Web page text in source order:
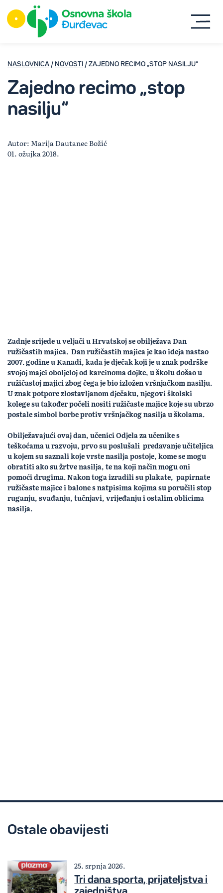
NASLOVNICA / NOVOSTI / ZAJEDNO RECIMO „STOP NASILJU“
Zajedno recimo „stop
nasilju“
Autor: Marija Dautanec Božić
01. ožujka 2018.
Zadnje srijede u veljači u Hrvatskoj se obilježava Dan
ružičastih majica. Dan ružičastih majica je kao ideja nastao
2007. godine u Kanadi, kada je dječak koji je u znak podrške
svojoj majci oboljeloj od karcinoma dojke, u školu došao u
ružičastoj majici zbog čega je bio izložen vršnjačkom nasilju.
U znak potpore zlostavljanom dječaku, njegovi školski
kolege su također počeli nositi ružičaste majice koje su ubrzo
postale simbol borbe protiv vršnjačkog nasilja u školama.
Obilježavajući ovaj dan, učenici Odjela za učenike s
teškoćama u razvoju, prvo su poslušali predavanje učiteljica
u kojem su saznali koje vrste nasilja postoje, kome se mogu
obratiti ako su žrtve nasilja, te na koji način mogu oni
pomoći drugima. Nakon toga izradili su plakate, papirnate
ružičaste majice i balone s natpisima kojima su poručili stop
ruganju, svađanju, tučnjavi, vrijeđanju i ostalim oblicima
nasilja.
Ostale obavijesti
25. srpnja 2026.
Tri dana sporta, prijateljstva i